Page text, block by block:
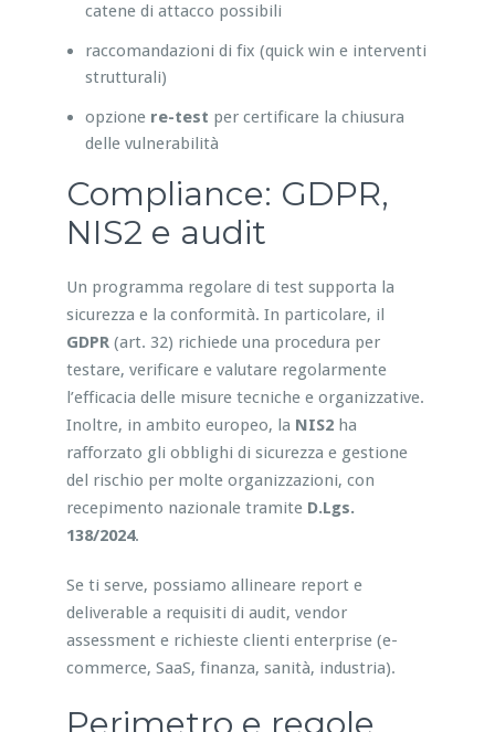
catene di attacco possibili
raccomandazioni di fix (quick win e interventi
strutturali)
opzione re-test per certificare la chiusura
delle vulnerabilità
Compliance: GDPR,
NIS2 e audit
Un programma regolare di test supporta la
sicurezza e la conformità. In particolare, il
GDPR(art. 32) richiede una procedura per
testare, verificare e valutare regolarmente
l’efficacia delle misure tecniche e organizzative.
Inoltre, in ambito europeo, la NIS2ha
rafforzato gli obblighi di sicurezza e gestione
del rischio per molte organizzazioni, con
recepimento nazionale tramite D.Lgs.
138/2024.
Se ti serve, possiamo allineare report e
deliverable a requisiti di audit, vendor
assessment e richieste clienti enterprise (e-
commerce, SaaS, finanza, sanità, industria).
Perimetro e regole